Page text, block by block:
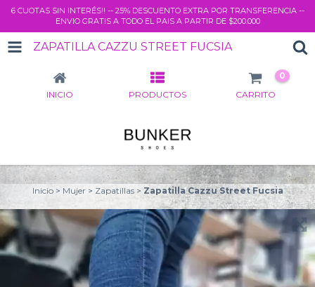
6 CUOTAS SIN INTERÉS!! -- 25% DESCUENTO EXTRA POR TRANSFERENCIA --
ENVIO GRATIS A TODO EL PAIS A PARTIR DE $200.000
ZAPATILLA CAZZU STREET FUCSIA
INICIO PRODUCTOS CARRITO
0
Inicio > Mujer > Zapatillas > Zapatilla Cazzu Street Fucsia